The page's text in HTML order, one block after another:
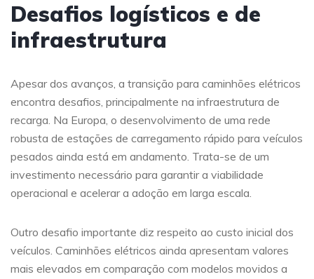
Desafios logísticos e de
infraestrutura
Apesar dos avanços, a transição para caminhões elétricos
encontra desafios, principalmente na infraestrutura de
recarga. Na Europa, o desenvolvimento de uma rede
robusta de estações de carregamento rápido para veículos
pesados ainda está em andamento. Trata-se de um
investimento necessário para garantir a viabilidade
operacional e acelerar a adoção em larga escala.
Outro desafio importante diz respeito ao custo inicial dos
veículos. Caminhões elétricos ainda apresentam valores
mais elevados em comparação com modelos movidos a